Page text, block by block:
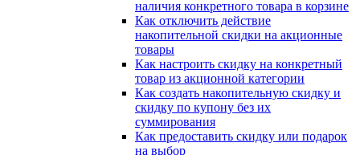
наличия конкретного товара в корзине
Как отключить действие
накопительной скидки на акционные
товары
Как настроить скидку на конкретный
товар из акционной категории
Как создать накопительную скидку и
скидку по купону без их
суммирования
Как предоставить скидку или подарок
на выбор